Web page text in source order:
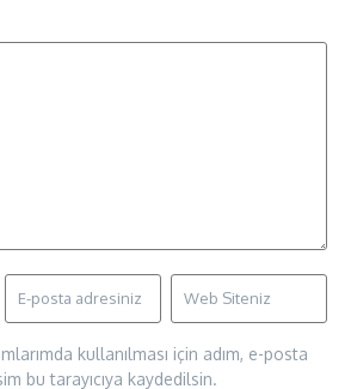
kullanılması için adım, e-posta
bu tarayıcıya kaydedilsin.